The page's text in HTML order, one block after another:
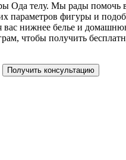
Ода телу. Мы рады помочь
параметров фигуры и
вас нижнее белье и
чтобы получить
Получить консультацию